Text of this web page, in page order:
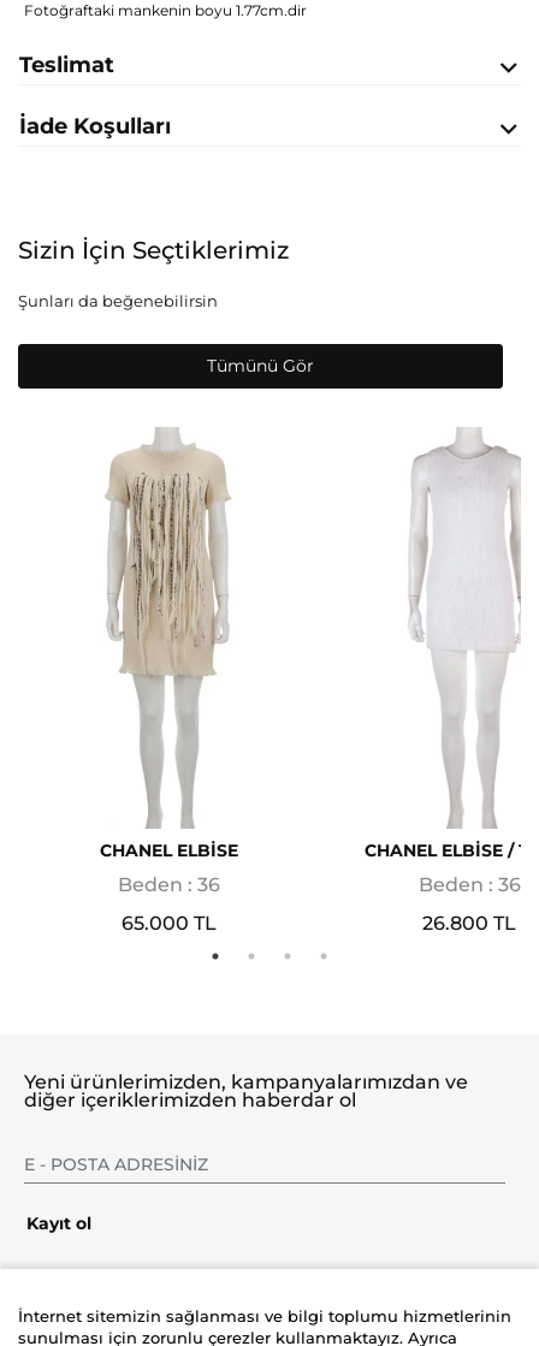
Fotoğraftaki mankenin boyu 1.77cm.dir
Teslimat
İade Koşulları
Sizin İçin Seçtiklerimiz
Şunları da beğenebilirsin
Tümünü Gör
CHANEL ELBİSE
Beden : 36
65.000 TL
CHANEL ELBİSE /
Beden : 36
26.800 TL
Yeni ürünlerimizden, kampanyalarımızdan ve
diğer içeriklerimizden haberdar ol
Kayıt ol
İnternet sitemizin sağlanması ve bilgi toplumu hizmetlerinin
sunulması için zorunlu çerezler kullanmaktayız. Ayrıca